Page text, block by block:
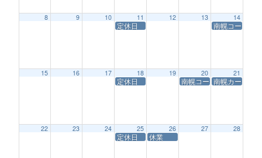
8 9 10 11
定休日
12 13 14
南幌コースサ
15 16 17 18
定休日
19 20
南幌コースサービス休業
21
南幌カートレ
22 23 24 25
定休日
26
休業
27 28